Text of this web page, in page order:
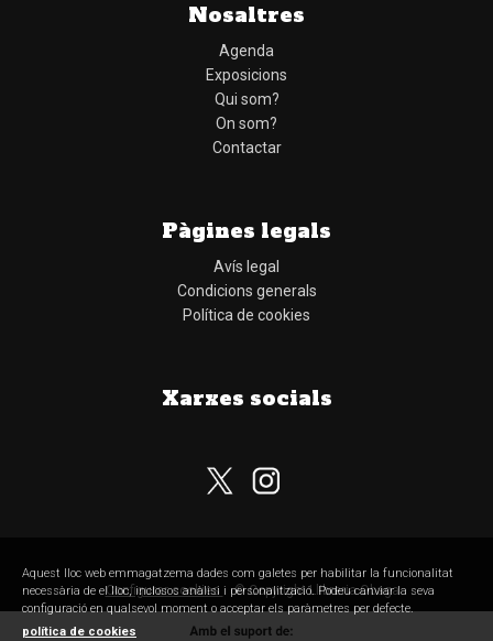
Nosaltres
Agenda
Exposicions
Qui som?
On som?
Contactar
Pàgines legals
Avís legal
Condicions generals
Política de cookies
Xarxes socials
Configurar cookies © Copyright Llibreria Obaga
Aquest lloc web emmagatzema dades com galetes per habilitar la funcionalitat
necessària de el lloc, inclosos anàlisi i personalització. Podeu canviar la seva
configuració en qualsevol moment o acceptar els paràmetres per defecte.
política de cookies